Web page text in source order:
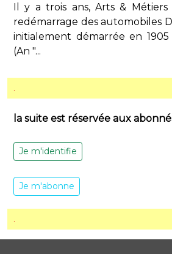
Il y a trois ans, Arts & Métiers
redémarrage des automobiles
initialement démarrée en
(An "...
.
la suite est réservée aux
Je m'identifie
Je m'abonne
.